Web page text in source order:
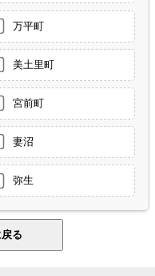
万平町
美土里町
宮前町
妻沼
弥生